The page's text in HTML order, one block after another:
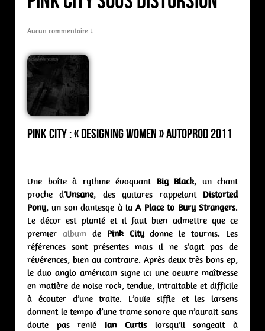
Aucun commentaire ↓
PINK CITY : « Designing Women » Autoprod 2011
Une boîte à rythme évoquant Big Black, un chant
proche d’Unsane, des guitares rappelant Distorted
Pony, un son dantesqe à laA Place to Bury Strangers.
Le décor est planté et il faut bien admettre que ce
premier album de Pink Citydonne le tournis. Les
références sont présentes mais il ne s’agit pas de
révérences, bien au contraire. Après deux très bons ep,
le duo anglo américain signe ici une oeuvre maîtresse
en matière de noise rock, tendue, intraitable et difficile
à écouter d’une traite. L’ouïe siffle et les larsens
donnent le tempo d’une trame sonore que n’aurait sans
doute pas renié Ian Curtislorsqu’il songeait à